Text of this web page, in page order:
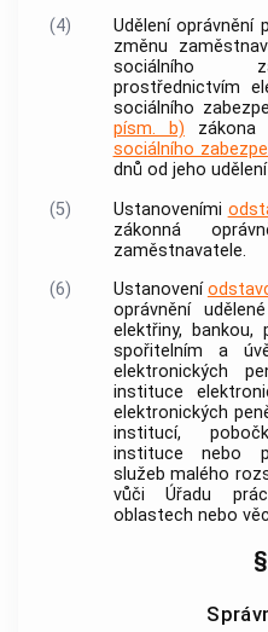
(4)
Udělení oprávnění
změnu
sociálního
prostřednictvím
sociálního
písm. b) zákona
sociálního
dnů od jeho
(5)
Ustanoveními
zákonná
zaměstnavatele.
(6)
Ustanovení
oprávnění
elektřiny,
bankou,
spořitelním a
elektronických
instituce
elektronických
institucí,
instituce nebo
služeb malého
vůči Úřadu
oblastech nebo